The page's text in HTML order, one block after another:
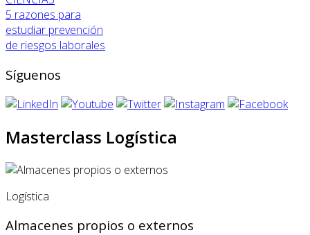
5 razones para
estudiar prevención
de riesgos laborales
Síguenos
Masterclass Logística
Logística
Almacenes propios o externos